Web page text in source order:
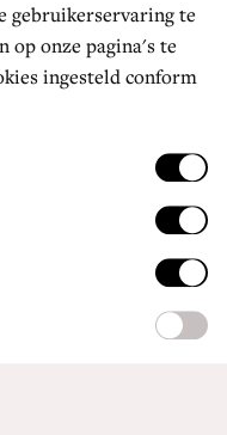
gebruikerservaring te
op onze pagina's te
ingesteld conform
belangrijk, zegt
Deze
waardevol is
liggen onze
mogelijk weg. Van
maken we
een klant